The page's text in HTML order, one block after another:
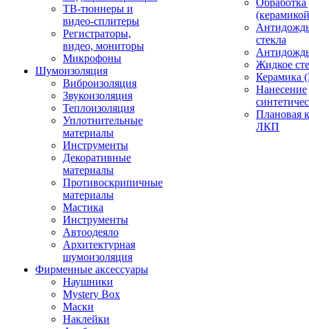
ТВ-тюннеры и
видео-сплитеры
Регистраторы,
видео, мониторы
Микрофоны
Шумоизоляция
Виброизоляция
Звукоизоляция
Теплоизоляция
Уплотнительные
материалы
Инструменты
Декоративные
материалы
Противоскрипичные
материалы
Мастика
Инструменты
Автоодеяло
Архитектурная
шумоизоляция
Фирменные аксессуары
Наушники
Mystery Box
Маски
Наклейки
Обработка
стекла
Жидкое
Керамика
Нанесение
Плановая
ЛКП